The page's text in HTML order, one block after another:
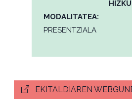
MODALITATEA:
PRESENTZIALA
EKITALDIAREN